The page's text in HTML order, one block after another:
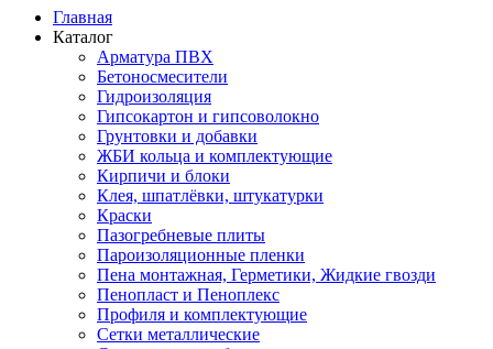
Главная
Каталог
Арматура ПВХ
Бетоносмесители
Гидроизоляция
Гипсокартон и гипсоволокно
Грунтовки и добавки
ЖБИ кольца и комплектующие
Кирпичи и блоки
Клея, шпатлёвки, штукатурки
Краски
Пазогребневые плиты
Пароизоляционные пленки
Пена монтажная, Герметики, Жидкие гвозди
Пенопласт и Пеноплекс
Профиля и комплектующие
Сетки металлические